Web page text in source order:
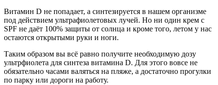
Витамин D не попадает, а синтезируется в нашем организме
под действием ультрафиолетовых лучей. Но ни один крем с
SPF не даёт 100% защиты от солнца и кроме того, летом у нас
остаются открытыми руки и ноги.
Таким образом вы всё равно получите необходимую дозу
ультрфиолета для синтеза витамина D. Для этого вовсе не
обязательно часами валяться на пляже, а достаточно прогулки
по парку или дороги на работу.